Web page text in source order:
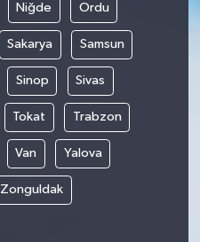
Niğde Ordu
Sakarya Samsun
Sinop Sivas
Tokat Trabzon
Van Yalova
Zonguldak